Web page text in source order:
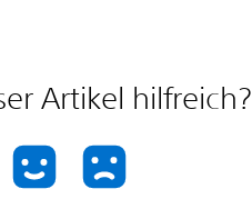
Artikel hilfreich?